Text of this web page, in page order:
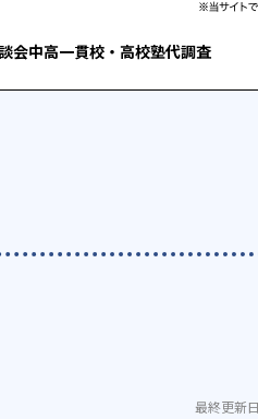
会中高一貫校・高校塾代調査
最終更新